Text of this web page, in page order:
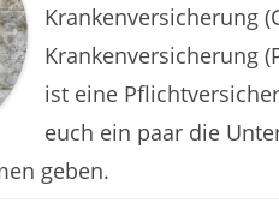
Krankenversicherung
Krankenversicherung
ist eine
euch ein paar die
geben.